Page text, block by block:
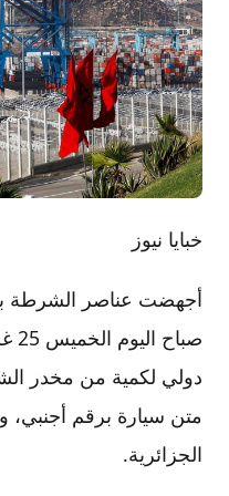
خبايا نيوز
أجهضت عناصر الشرطة
دولي لكمية من مخدر
متن سيارة برقم أجنبي،
الجزائرية.